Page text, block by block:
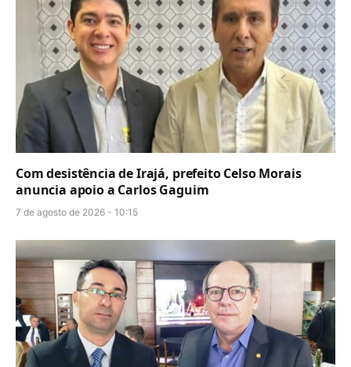
Com desistência de Irajá, prefeito Celso Morais
anuncia apoio a Carlos Gaguim
7 de agosto de 2026 - 10:15